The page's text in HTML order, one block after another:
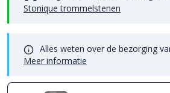
Stonique trommelstenen
Alles weten over de bezorging
Meer informatie